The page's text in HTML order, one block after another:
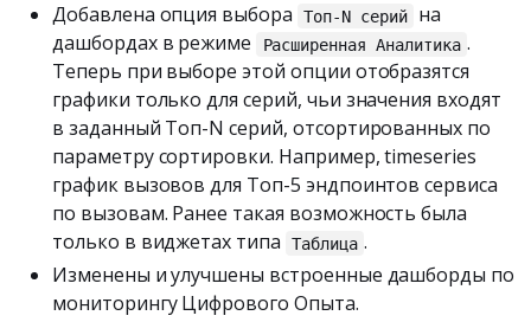
Добавлена опция выбора Топ-N серий
на
дашбордах в режиме
Расширенная Аналитика .
Теперь при выборе этой опции отобразятся
графики только для серий, чьи значения входят
в заданный Топ-N серий, отсортированных по
параметру сортировки. Например, timeseries
график вызовов для Топ-5 эндпоинтов сервиса
по вызовам. Ранее такая возможность была
только в виджетах типа
Таблица .
Изменены и улучшены встроенные дашборды по
мониторингу Цифрового Опыта.